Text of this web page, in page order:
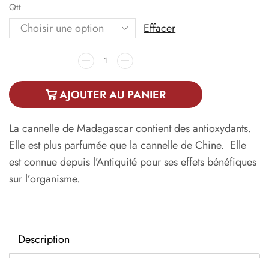
Qtt
Effacer
AJOUTER AU PANIER
La cannelle de Madagascar contient des antioxydants.
Elle est plus parfumée que la cannelle de Chine. Elle
est connue depuis l’Antiquité pour ses effets bénéfiques
sur l’organisme.
Description